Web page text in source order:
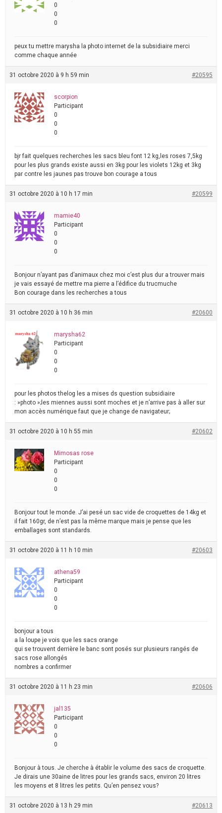
0
0
0
peux tu mettre marysha la photo internet de la subsidiaire merci
comme chaque année
31 octobre 2020 à 9 h 59 min #20595
scorpion
Participant
0
0
0
bjr fait quelques recherches les sacs bleu font 12 kg,les roses 7,5kg
pour les plus grands existe aussi en 3kg pour les violets 12kg et 3kg
par contre les jaunes pas trouve bon courage a tous
31 octobre 2020 à 10 h 17 min #20599
mamie40
Participant
0
0
0
Bonjour n’ayant pas d’animaux chez moi c’est plus dur a trouver mais
je vais essayé de mettre ma pierre a l’édifice du trucmuche
Bon courage dans les recherches a tous
31 octobre 2020 à 10 h 36 min #20600
marysha62
Participant
0
0
0
pour les photos thelog les a mises ds question subsidiaire
: »photo »;les miennes aussi sont moches et je n’arrive pas à aller sur
mon accès numérique faut que je change de navigateur;
31 octobre 2020 à 10 h 55 min #20602
Mimosas rose
Participant
0
0
0
Bonjour tout le monde. J’ai pesé un sac vide de croquettes de 14kg et
il fait 160gr, de n’est pas la même marque mais je pense que les
emballages sont standards.
31 octobre 2020 à 11 h 10 min #20603
athena59
Participant
0
0
0
bonjour a tous
a la loupe je vois que les sacs orange
qui se trouvent derrière le banc sont posés sur plusieurs rangés de
sacs rose allongés
nombres a confirmer
31 octobre 2020 à 11 h 23 min #20606
jal135
Participant
0
0
0
Bonjour à tous. Je cherche à établir le volume des sacs de croquette.
Je dirais une 30aine de litres pour les grands sacs, environ 20 litres
les moyens et 8 litres les petits. Qu’en pensez vous?
31 octobre 2020 à 13 h 29 min #20613